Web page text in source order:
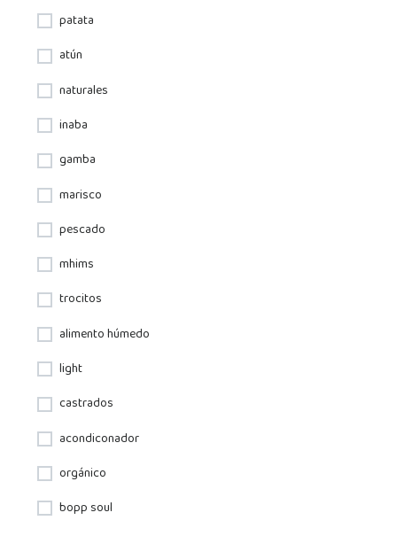
patata
atún
naturales
inaba
gamba
marisco
pescado
mhims
trocitos
alimento húmedo
light
castrados
acondiconador
orgánico
bopp soul